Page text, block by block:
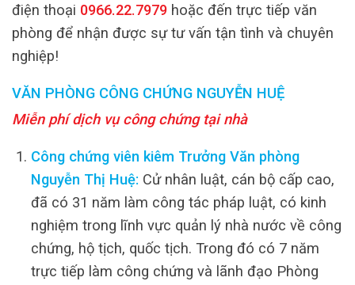
điện thoại 0966.22.7979 hoặc đến trực tiếp văn
phòng để nhận được sự tư vấn tận tình và chuyên
nghiệp!
VĂN PHÒNG CÔNG CHỨNG NGUYỄN HUỆ
Miễn phí dịch vụ công chứng tại nhà
Công chứng viên kiêm Trưởng Văn phòng
Nguyễn Thị Huệ: Cử nhân luật, cán bộ cấp cao,
đã có 31 năm làm công tác pháp luật, có kinh
nghiệm trong lĩnh vực quản lý nhà nước về công
chứng, hộ tịch, quốc tịch. Trong đó có 7 năm
trực tiếp làm công chứng và lãnh đạo Phòng